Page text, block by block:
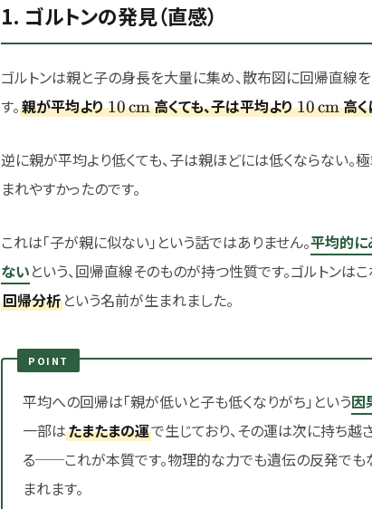
1. ゴルトンの発見（直感）
ゴルトンは親と子の身長を大量に集め、散布図に回帰直線
す。親が平均より10\,\text{cm}
10cm高くても、子は平均より10cm高く
逆に親が平均より低くても、子は親ほどには低くならない
まれやすかったのです。
これは「子が親に似ない」という話ではありません。平均的に
ないという、回帰直線そのものが持つ性質です。ゴルトンは
回帰分析 という名前が生まれました。
POINT
平均への回帰は「親が低いと子も低くなりがち」という因
一部はたまたまの運で生じており、その運は次に持ち
る──これが本質です。物理的な力でも遺伝の反発でもな
まれます。